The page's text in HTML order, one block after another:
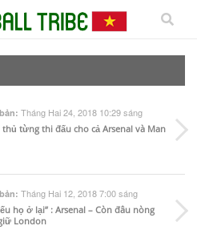
Tháng Hai 24, 2018 10:29 sáng
thủ từng thi đấu cho cả Arsenal và Man
Tháng Hai 12, 2018 7:00 sáng
họ ở lại” : Arsenal – Còn đâu nòng
London